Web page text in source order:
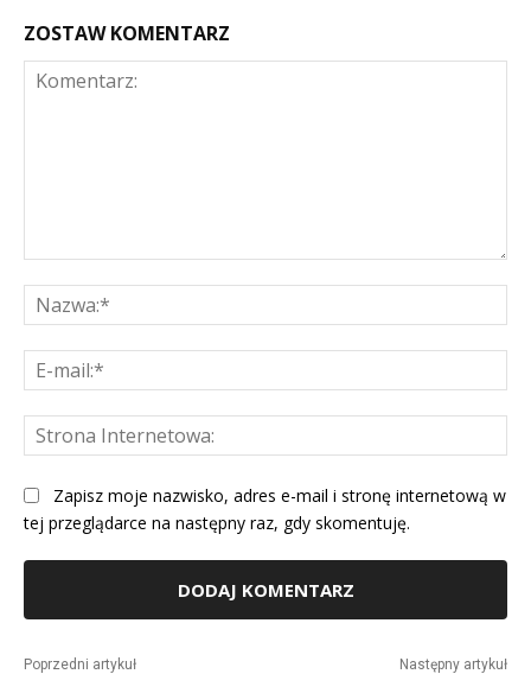
ZOSTAW KOMENTARZ
Zapisz moje nazwisko, adres e-mail i stronę internetową w
tej przeglądarce na następny raz, gdy skomentuję.
Poprzedni artykuł Następny artykuł